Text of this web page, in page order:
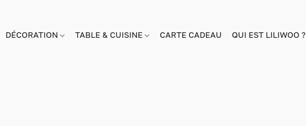
DÉCORATION TABLE & CUISINE CARTE CADEAU QUI EST LILIWOO ?